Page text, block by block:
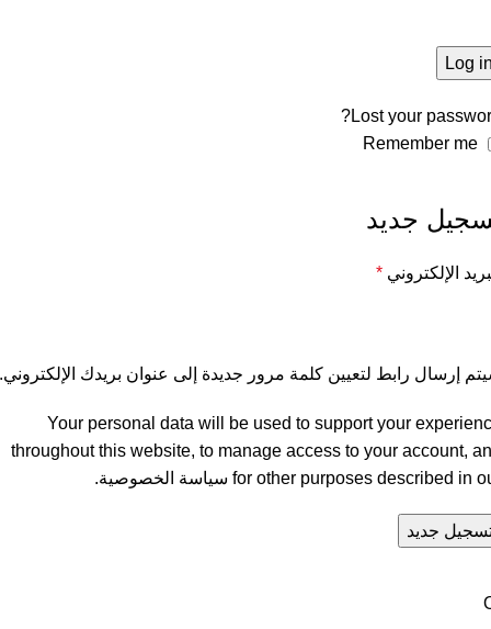
Log
Lost your
Remember me
جديد
الإلكتروني *
إرسال رابط لتعيين كلمة مرور جديدة إلى عنوان بريدك الإلكتروني.
Your personal data will be used to support your
throughout this website, to manage access to your account,
for other purposes described in سياسة الخصوصية.
جديد